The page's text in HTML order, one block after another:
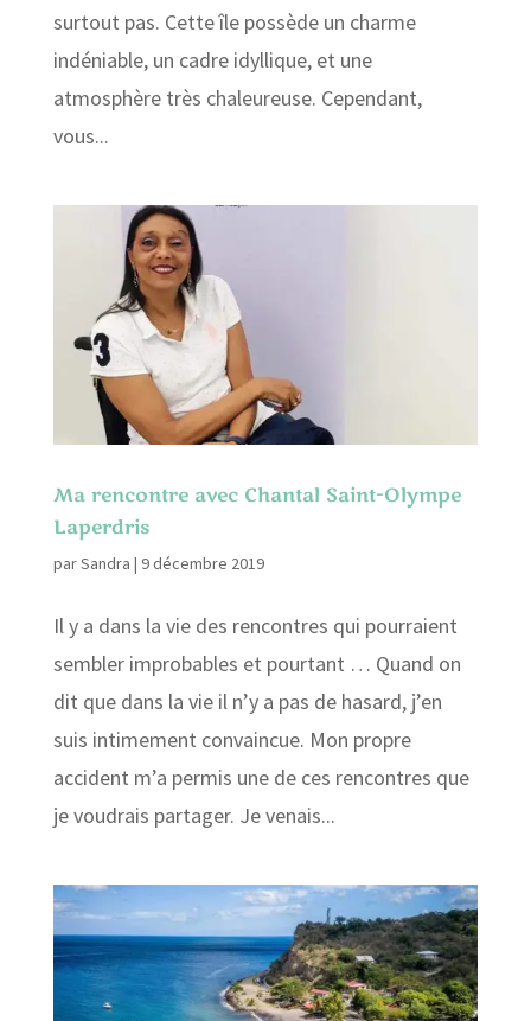
surtout pas. Cette île possède un charme
indéniable, un cadre idyllique, et une
atmosphère très chaleureuse. Cependant,
vous...
Ma rencontre avec Chantal Saint-Olympe
Laperdris
parSandra | 9 décembre 2019
Il y a dans la vie des rencontres qui pourraient
sembler improbables et pourtant … Quand on
dit que dans la vie il n’y a pas de hasard, j’en
suis intimement convaincue. Mon propre
accident m’a permis une de ces rencontres que
je voudrais partager. Je venais...